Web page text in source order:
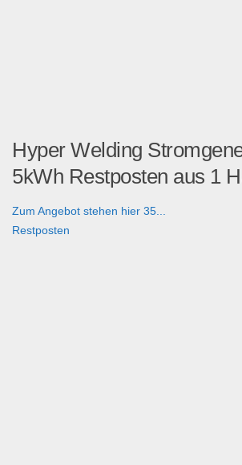
Hyper Welding
5kWh Restposten aus 1
Zum Angebot stehen hier 35...
Restposten